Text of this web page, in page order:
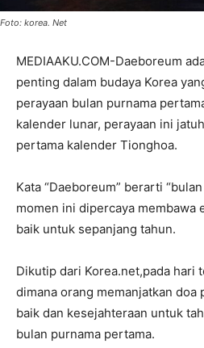
Foto: korea. Net
MEDIAAKU.COM-Daeboreum
penting dalam budaya Korea
perayaan bulan purnama
kalender lunar, perayaan ini
pertama kalender Tionghoa.
Kata “Daeboreum” berarti
momen ini dipercaya membawa
baik untuk sepanjang tahun.
Dikutip dari Korea.net,pada hari
dimana orang memanjatkan doa
baik dan kesejahteraan untuk
bulan purnama pertama.